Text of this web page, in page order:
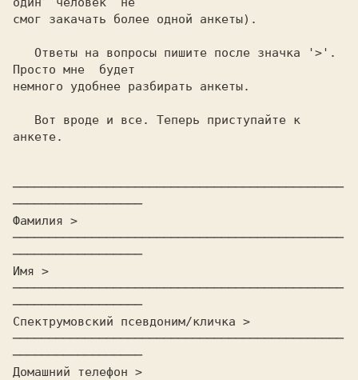
смог закачать более одной анкеты).
Просто мне  будет
немного удобнее разбирать анкеты.
анкете.
──────────────────────────────────────────────
──────────────────
Фамилия >
──────────────────────────────────────────────
──────────────────
Имя >
──────────────────────────────────────────────
──────────────────
Спектрумовский псевдоним/кличка >
──────────────────────────────────────────────
──────────────────
Домашний телефон >